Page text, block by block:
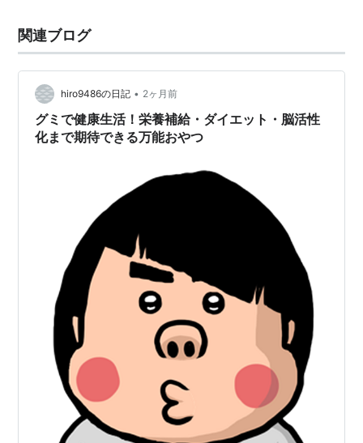
関連ブログ
hiro9486の日記 • 2ヶ月前
グミで健康生活！栄養補給・ダイエット・脳活性
化まで期待できる万能おやつ